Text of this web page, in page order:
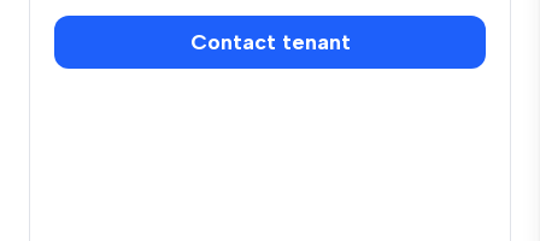
Contact tenant